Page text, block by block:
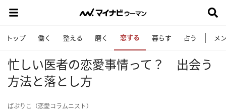
トップ 働く 整える 磨く 恋する 暮らす 占う メ
忙しい医者の恋愛事情って？ 出会う
方法と落とし方
ぱぷりこ（恋愛コラムニスト）